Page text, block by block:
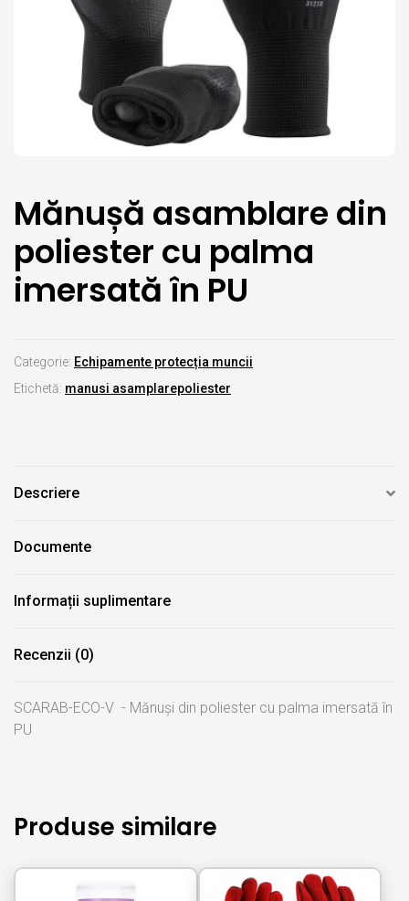
Mănușă asamblare din
poliester cu palma
imersată în PU
Categorie: Echipamente protecția muncii
Etichetă: manusi asamplarepoliester
Descriere
Documente
Informații suplimentare
Recenzii (0)
SCARAB-ECO-V - Mănuși din poliester cu palma imersată în
PU
Produse similare